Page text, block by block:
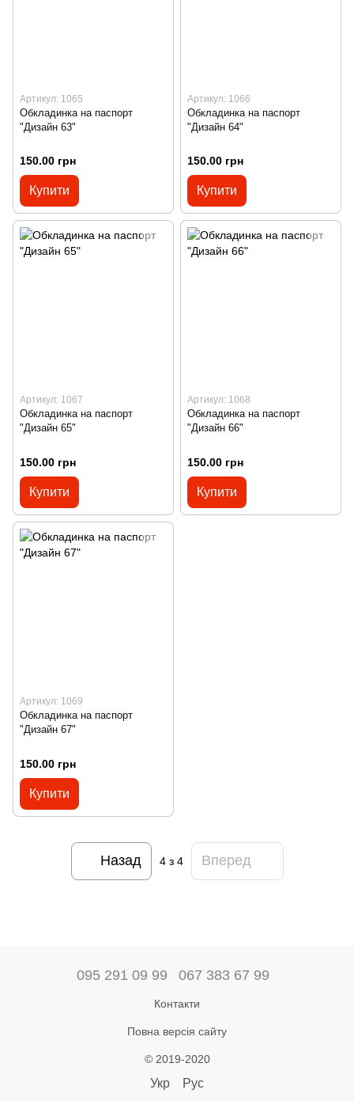
Артикул: 1065
Обкладинка на паспорт
"Дизайн 63"
150.00 грн
Купити
Артикул: 1066
Обкладинка на паспорт
"Дизайн 64"
150.00 грн
Купити
Артикул: 1067
Обкладинка на паспорт
"Дизайн 65"
150.00 грн
Купити
Артикул: 1068
Обкладинка на паспорт
"Дизайн 66"
150.00 грн
Купити
Артикул: 1069
Обкладинка на паспорт
"Дизайн 67"
150.00 грн
Купити
Назад 4з 4 Вперед
095 291 09 99 067 383 67 99
Контакти
Повна версія сайту
© 2019-2020
Укр Рус